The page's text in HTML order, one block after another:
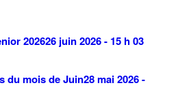
202626 juin 2026 - 15 h 03
du mois de Juin28 mai 2026 -